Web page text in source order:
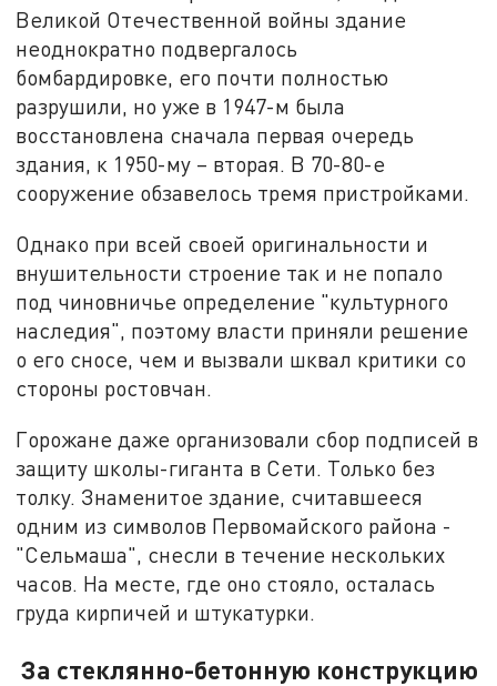
Великой Отечественной войны здание
неоднократно подвергалось
бомбардировке, его почти полностью
разрушили, но уже в 1947-м была
восстановлена сначала первая очередь
здания, к 1950-му – вторая. В 70-80-е
сооружение обзавелось тремя пристройками.
Однако при всей своей оригинальности и
внушительности строение так и не попало
под чиновничье определение "культурного
наследия", поэтому власти приняли решение
о его сносе, чем и вызвали шквал критики со
стороны ростовчан.
Горожане даже организовали сбор подписей в
защиту школы-гиганта в Сети. Только без
толку. Знаменитое здание, считавшееся
одним из символов Первомайского района -
"Сельмаша", снесли в течение нескольких
часов. На месте, где оно стояло, осталась
груда кирпичей и штукатурки.
За стеклянно-бетонную конструкцию